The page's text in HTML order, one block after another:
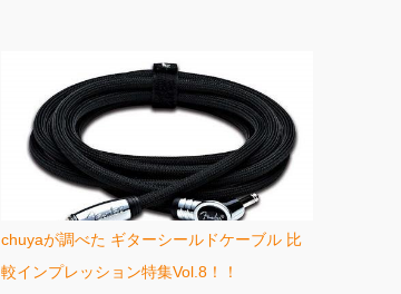
chuyaが調べた ギターシールドケーブル 比
較インプレッション特集Vol.8！！